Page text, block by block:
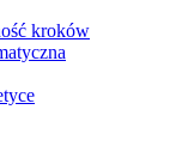
kroków